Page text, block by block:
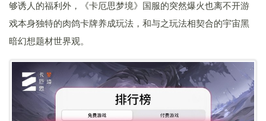
够诱人的福利外，《卡厄思梦境》国服的突然爆火也离不开游
戏本身独特的肉鸽卡牌养成玩法，和与之玩法相契合的宇宙黑
暗幻想题材世界观。